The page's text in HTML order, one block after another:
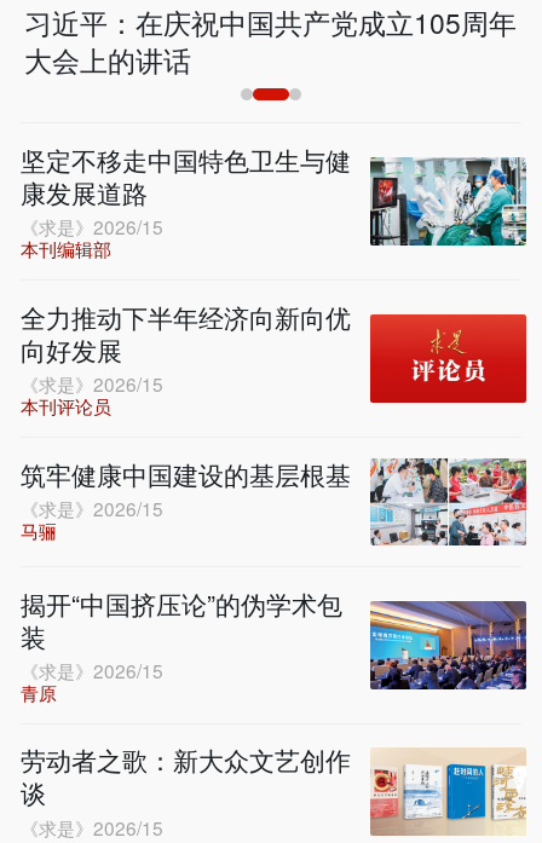
习近平：在庆祝中国共产党成立105周年
大会上的讲话
坚定不移走中国特色卫生与健
康发展道路
《求是》2026/15
本刊编辑部
全力推动下半年经济向新向优
向好发展
《求是》2026/15
本刊评论员
筑牢健康中国建设的基层根基
《求是》2026/15
马骊
揭开“中国挤压论”的伪学术包
装
《求是》2026/15
青原
劳动者之歌：新大众文艺创作
谈
《求是》2026/15